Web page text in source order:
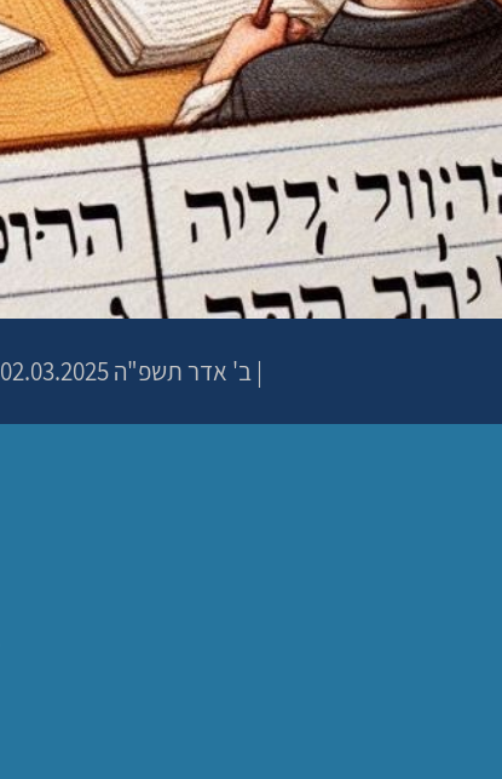
| ב' אדר תשפ"ה02.03.2025 | פתיחת שערים 19:15 | שעת התחלה 20:15